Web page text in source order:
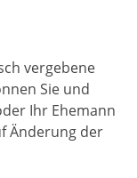
vergebene
Sie und
Ihr Ehemann
Änderung der